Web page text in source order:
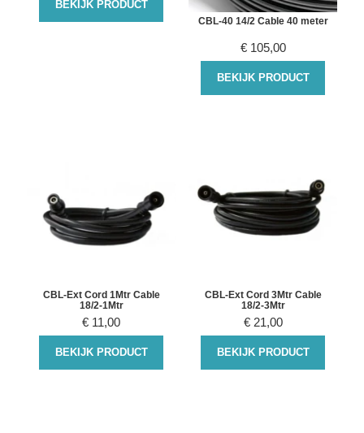
BEKIJK PRODUCT
CBL-40 14/2 Cable 40 meter
€ 105,00
BEKIJK PRODUCT
CBL-Ext Cord 1Mtr Cable
18/2-1Mtr
€ 11,00
BEKIJK PRODUCT
CBL-Ext Cord 3Mtr Cable
18/2-3Mtr
€ 21,00
BEKIJK PRODUCT